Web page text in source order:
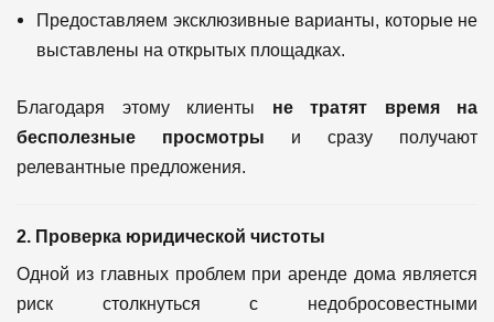
Предоставляем эксклюзивные варианты, которые не
выставлены на открытых площадках.
Благодаря этому клиенты не тратят время на
бесполезные просмотры и сразу получают
релевантные предложения.
2. Проверка юридической чистоты
Одной из главных проблем при аренде дома является
риск столкнуться с недобросовестными